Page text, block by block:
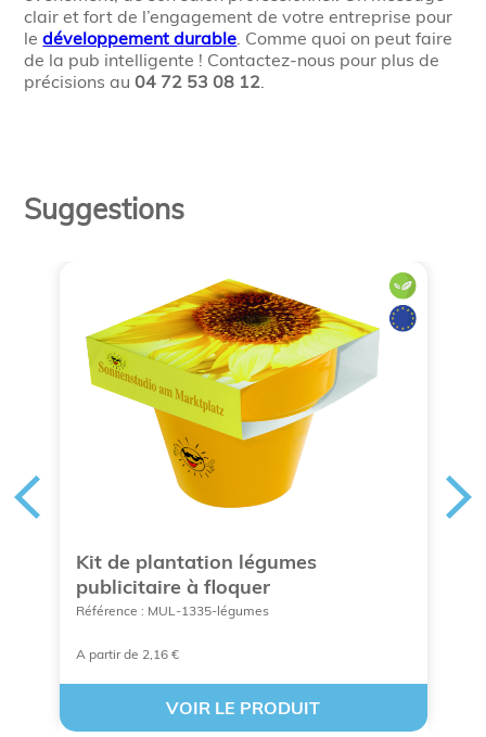
clair et fort de l’engagement de votre entreprise pour
ledéveloppement durable. Comme quoi on peut faire
de la pub intelligente ! Contactez-nous pour plus de
précisions au 04 72 53 08 12.
Suggestions
Kit de plantation légumes
publicitaire à floquer
Référence : MUL-1335-légumes
A partir de 2,16 €
VOIR LE PRODUIT